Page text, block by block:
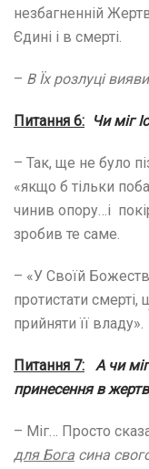
незбагненній
Єдині і в смерті.
– В Їх розлуці
Питання 6: Чи міг
– Так, ще не було
«якщо б тільки
чинив опору…і
зробив те саме.
– «У Своїй
протистати смерті,
прийняти її владу».
Питання 7:
А чи
принесення в
– Міг… Просто
для Бога сина